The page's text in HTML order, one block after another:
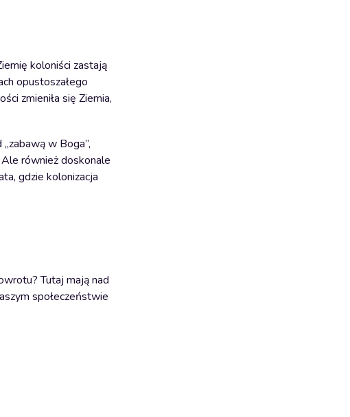
koloniści zastają
opustoszałego
zmieniła się Ziemia,
w Boga”,
również doskonale
gdzie kolonizacja
Tutaj mają nad
społeczeństwie